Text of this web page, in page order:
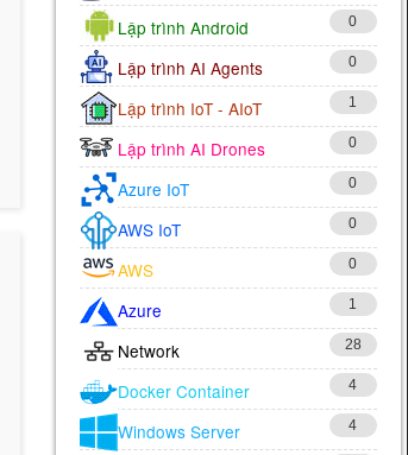
Lập trình Android 0
Lập trình AI Agents 0
Lập trình IoT - AIoT 1
Lập trình AI Drones 0
Azure IoT 0
AWS IoT 0
AWS 0
Azure 1
Network 28
Docker Container 4
Windows Server 4